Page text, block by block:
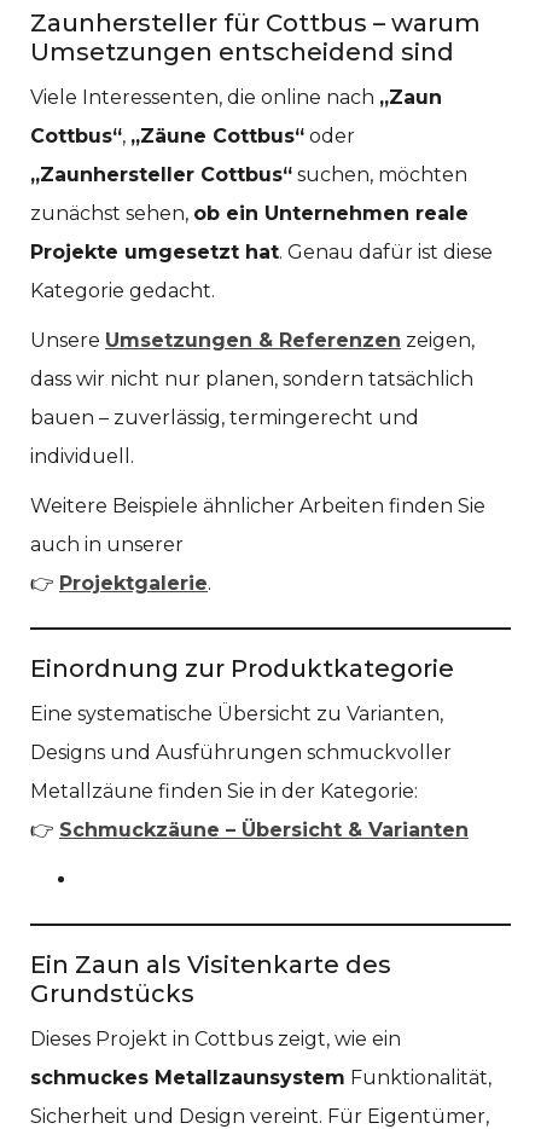
Zaunhersteller für Cottbus – warum
Umsetzungen entscheidend sind
Viele Interessenten, die online nach „Zaun
Cottbus“, „Zäune Cottbus“ oder
„Zaunhersteller Cottbus“ suchen, möchten
zunächst sehen, ob ein Unternehmen reale
Projekte umgesetzt hat. Genau dafür ist diese
Kategorie gedacht.
Unsere Umsetzungen & Referenzen zeigen,
dass wir nicht nur planen, sondern tatsächlich
bauen – zuverlässig, termingerecht und
individuell.
Weitere Beispiele ähnlicher Arbeiten finden Sie
auch in unserer
👉 Projektgalerie.
Einordnung zur Produktkategorie
Eine systematische Übersicht zu Varianten,
Designs und Ausführungen schmuckvoller
Metallzäune finden Sie in der Kategorie:
👉 Schmuckzäune – Übersicht & Varianten
Ein Zaun als Visitenkarte des
Grundstücks
Dieses Projekt in Cottbus zeigt, wie ein
schmuckes Metallzaunsystem Funktionalität,
Sicherheit und Design vereint. Für Eigentümer,